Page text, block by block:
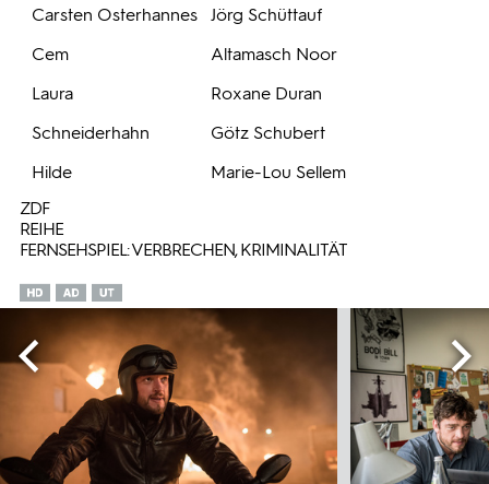
Carsten Osterhannes
Jörg Schüttauf
Cem
Altamasch Noor
Laura
Roxane Duran
Schneiderhahn
Götz Schubert
Hilde
Marie-Lou Sellem
ZDF
REIHE
FERNSEHSPIEL: VERBRECHEN, KRIMINALITÄT